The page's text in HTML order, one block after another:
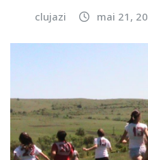
clujazi mai 21,